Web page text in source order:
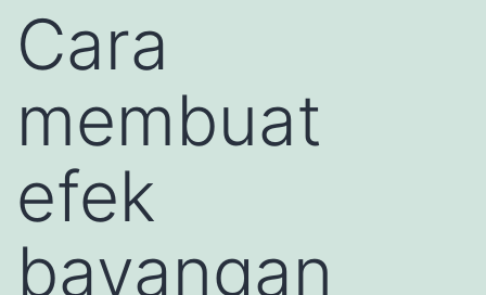
Cara
membuat
efek
bayangan